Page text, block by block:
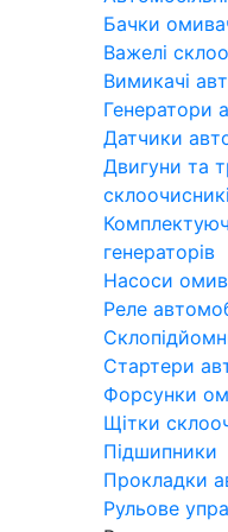
Бачки
Важелі
Вимикачі
Генератори
Датчики
Двигуни та
генераторів
Насоси
Реле
Стартери
Форсунки
Щітки
Підшипники
Прокладки
Рульове